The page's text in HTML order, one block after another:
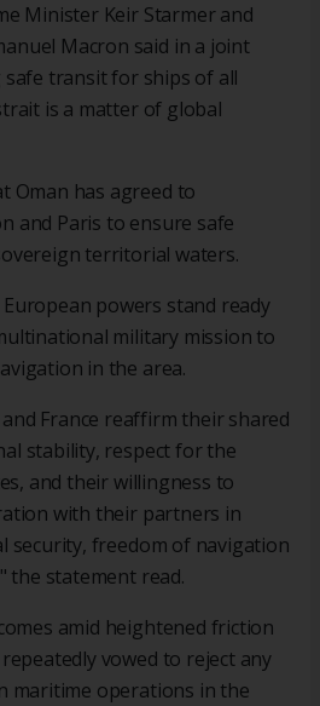
Minister Keir Starmer and
Macron said in a joint
transit for ships of all
is a matter of global
Oman has agreed to
and Paris to ensure safe
territorial waters.
powers stand ready
military mission to
in the area.
France reaffirm their shared
stability, respect for the
and their willingness to
with their partners in
security, freedom of navigation
the statement read.
amid heightened friction
vowed to reject any
maritime operations in the